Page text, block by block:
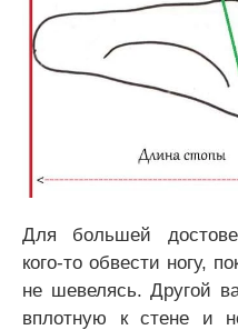
Для большей
кого-то обвести ногу,
не шевелясь. Другой
вплотную к стене и